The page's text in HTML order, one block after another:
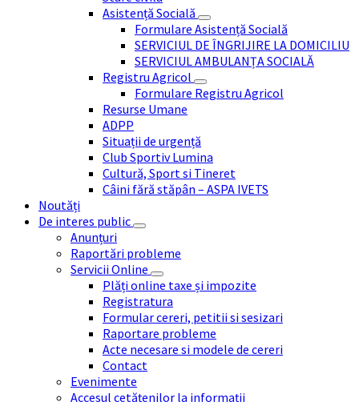
Asistență Socială
Formulare Asistență Socială
SERVICIUL DE ÎNGRIJIRE LA DOMICILIU
SERVICIUL AMBULANȚA SOCIALĂ
Registru Agricol
Formulare Registru Agricol
Resurse Umane
ADPP
Situații de urgență
Club Sportiv Lumina
Cultură, Sport si Tineret
Câini fără stăpân – ASPA IVETS
Noutăți
De interes public
Anunțuri
Raportări probleme
Servicii Online
Plăți online taxe și impozite
Registratura
Formular cereri, petitii si sesizari
Raportare probleme
Acte necesare si modele de cereri
Contact
Evenimente
Accesul cetățenilor la informații